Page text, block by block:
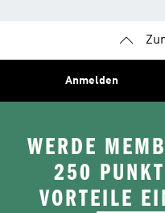
Anmelden
WERDE
250
VORTEILE